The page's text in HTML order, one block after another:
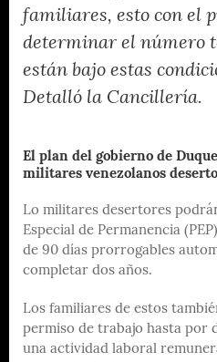
familiares, esto con el
determinar el número
están bajo estas
Detalló la Cancillería.
El plan del gobierno de
militares venezolanos
Lo militares desertores
Especial de Permanencia
de 90 días prorrogables
completar dos años.
Los familiares de estos
permiso de trabajo hasta por
una actividad laboral